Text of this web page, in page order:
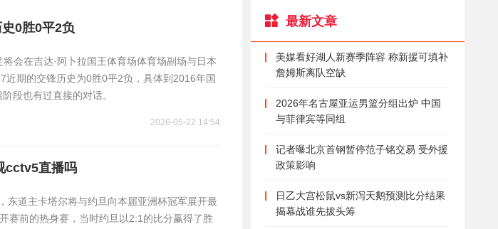
0胜0平2负
会在吉达·阿卜拉国王体育场体育场副场与日本
期的交锋历史为0胜0平2负，具体到2016年国
段也有过直接的对话。
2026-05-22 14:54
cctv5直播吗
东道主卡塔尔将与约旦向本届亚洲杯冠军展开最
赛前的热身赛，当时约旦以2:1的比分赢得了胜
最新文章
美媒看好湖人新赛季阵容 称新援可填补
詹姆斯离队空缺
2026年名古屋亚运男篮分组出炉 中国
与菲律宾等同组
记者曝北京首钢暂停范子铭交易 受外援
政策影响
日乙大宫松鼠vs新泻天鹅预测比分结果
揭幕战谁先拔头筹